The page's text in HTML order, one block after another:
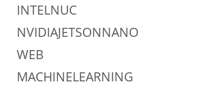
INTELNUC
NVIDIAJETSONNANO
WEB
MACHINELEARNING